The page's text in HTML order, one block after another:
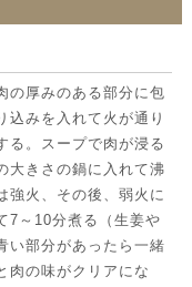
の厚みのある部分に包
込みを入れて火が通り
る。スープで肉が浸る
大きさの鍋に入れて沸
強火、その後、弱火に
7～10分煮る（生姜や
い部分があったら一緒
肉の味がクリアにな